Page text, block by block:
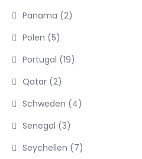
Panama (2)
Polen (5)
Portugal (19)
Qatar (2)
Schweden (4)
Senegal (3)
Seychellen (7)